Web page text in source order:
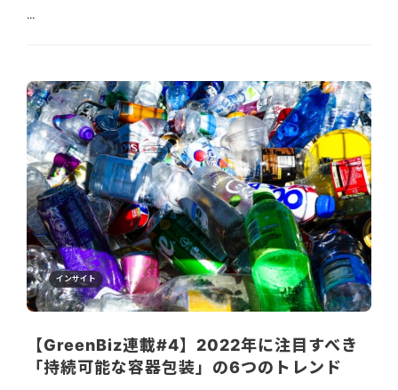
...
インサイト
【GreenBiz連載#4】2022年に注目すべき
「持続可能な容器包装」の6つのトレンド